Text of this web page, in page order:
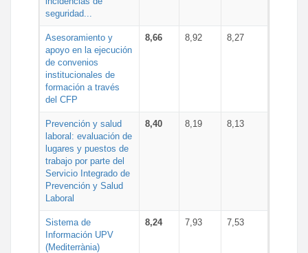
seguridad...
Asesoramiento y
apoyo en la ejecución
de convenios
institucionales de
formación a través
del CFP
8,66 8,92 8,27
Prevención y salud
laboral: evaluación de
lugares y puestos de
trabajo por parte del
Servicio Integrado de
Prevención y Salud
Laboral
8,40 8,19 8,13
Sistema de
Información UPV
(Mediterrània)
8,24 7,93 7,53